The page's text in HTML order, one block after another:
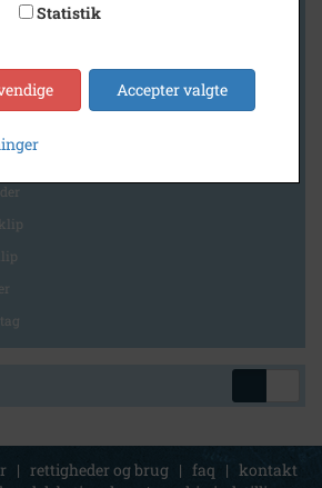
| rettigheder og brug | faq | kontakt
Statistik
Accepter valgte